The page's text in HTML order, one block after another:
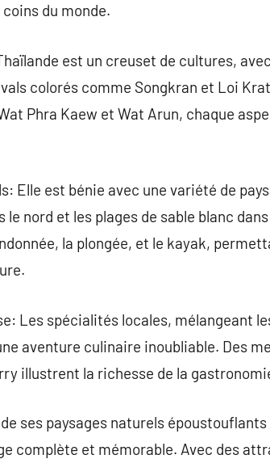
du monde.
est un creuset de cultures,
colorés comme Songkran et Loi
Phra Kaew et Wat Arun, chaque
Elle est bénie avec une variété de
nord et les plages de sable blanc
la plongée, et le kayak,
Les spécialités locales, mélangeant
aventure culinaire inoubliable. Des
illustrent la richesse de la
ses paysages naturels
complète et mémorable. Avec des